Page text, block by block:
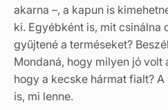
akarna –, a kapun is
ki. Egyébként is, mit csinálna
gyűjtené a terméseket?
Mondaná, hogy milyen jó volt
hogy a kecske hármat fialt?
is, mi lenne.